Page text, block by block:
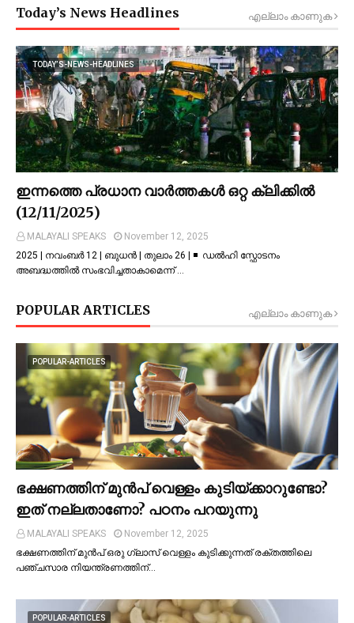
Today’s News Headlines എല്ലാം കാണുക
TODAY’S-NEWS-HEADLINES
ഇന്നത്തെ പ്രധാന വാർത്തകൾ ഒറ്റ ക്ലിക്കിൽ
(12/11/2025)
MALAYALI SPEAKS
November 12, 2025
2025 | നവംബർ 12 | ബുധൻ | തുലാം 26 | ◾ ഡല്‍ഹി സ്ഫോടനം
അബദ്ധത്തില്‍ സംഭവിച്ചതാകാമെന്ന് …
POPULAR ARTICLES എല്ലാം കാണുക
POPULAR-ARTICLES
ഭക്ഷണത്തിന് മുന്‍പ് വെള്ളം കുടിയ്ക്കാറുണ്ടോ?
ഇത് നല്ലതാണോ? പഠനം പറയുന്നു
MALAYALI SPEAKS
November 12, 2025
ഭക്ഷണത്തിന് മുന്‍പ് ഒരു ഗ്ലാസ് വെള്ളം കുടിക്കുന്നത് രക്തത്തിലെ
പഞ്ചസാര നിയന്ത്രണത്തിന്…
POPULAR-ARTICLES